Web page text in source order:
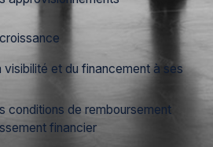
visibilité et du financement à ses
conditions de remboursement
financier